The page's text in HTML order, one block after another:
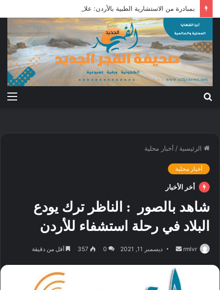
الرئيسية / أخبار محلية
أخبار محلية
أخر الأخبار
شاهد بالصور : الناظر ترك يودع
البلاد في رحلة استشفاء للأردن
rmlvr
أرسل
إلكترونيا
ديسمبر 11, 2021 0
357 أقل من دقيقة